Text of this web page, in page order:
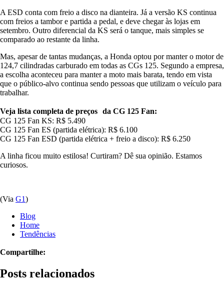
A ESD conta com freio a disco na dianteira. Já a versão KS continua
com freios a tambor e partida a pedal, e deve chegar às lojas em
setembro. Outro diferencial da KS será o tanque, mais simples se
comparado ao restante da linha.
Mas, apesar de tantas mudanças, a Honda optou por manter o motor de
124,7 cilindradas carburado em todas as CGs 125. Segundo a empresa,
a escolha aconteceu para manter a moto mais barata, tendo em vista
que o público-alvo continua sendo pessoas que utilizam o veículo para
trabalhar.
Veja lista completa de preços da CG 125 Fan:
CG 125 Fan KS: R$ 5.490
CG 125 Fan ES (partida elétrica): R$ 6.100
CG 125 Fan ESD (partida elétrica + freio a disco): R$ 6.250
A linha ficou muito estilosa! Curtiram? Dê sua opinião. Estamos
curiosos.
(Via G1)
Blog
Home
Tendências
Compartilhe:
Posts relacionados